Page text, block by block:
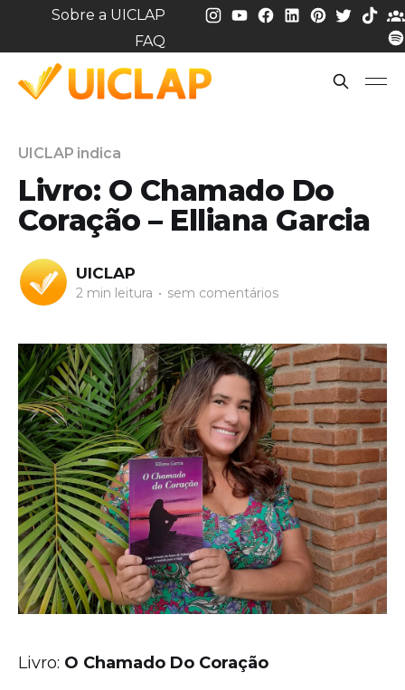
Sobre a UICLAP
FAQ
UICLAP indica
Livro: O Chamado Do
Coração – Elliana Garcia
UICLAP
2 min leitura • sem comentários
Livro: O Chamado Do Coração